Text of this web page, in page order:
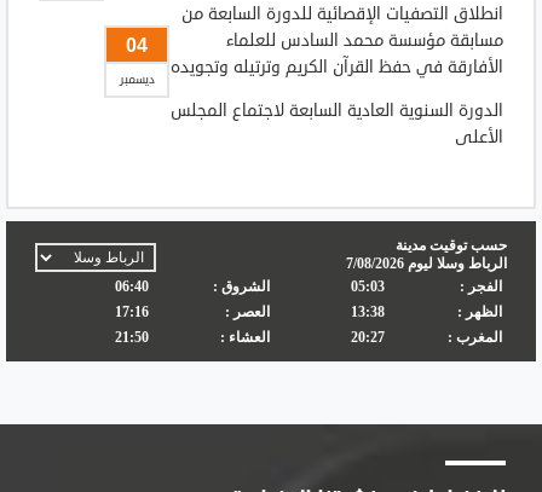
انطلاق التصفيات الإقصائية للدورة السابعة من
مسابقة مؤسسة محمد السادس للعلماء
الأفارقة في حفظ القرآن الكريم وترتيله وتجويده
04
ديسمبر
الدورة السنوية العادية السابعة لاجتماع المجلس
الأعلى